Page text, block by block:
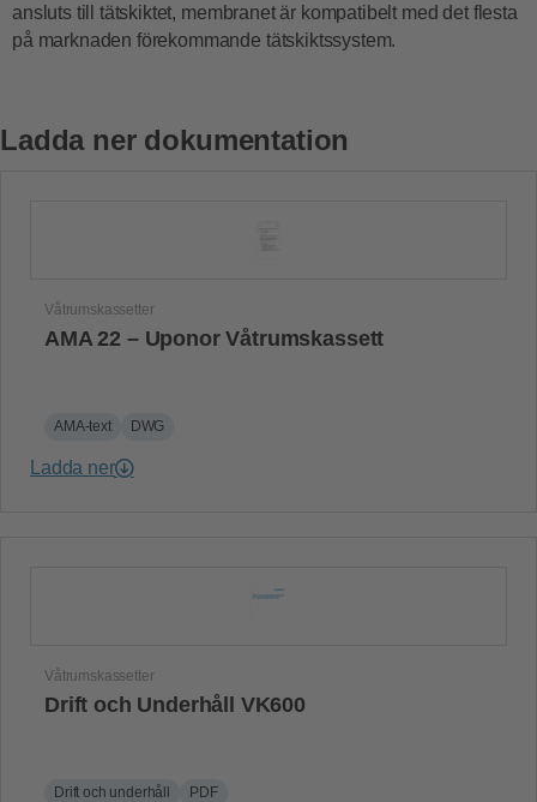
ansluts till tätskiktet, membranet är kompatibelt med det flesta
på marknaden förekommande tätskiktssystem.
Ladda ner dokumentation
Våtrumskassetter
AMA 22 – Uponor Våtrumskassett
AMA-text DWG
Ladda ner
Våtrumskassetter
Drift och Underhåll VK600
Drift och underhåll PDF